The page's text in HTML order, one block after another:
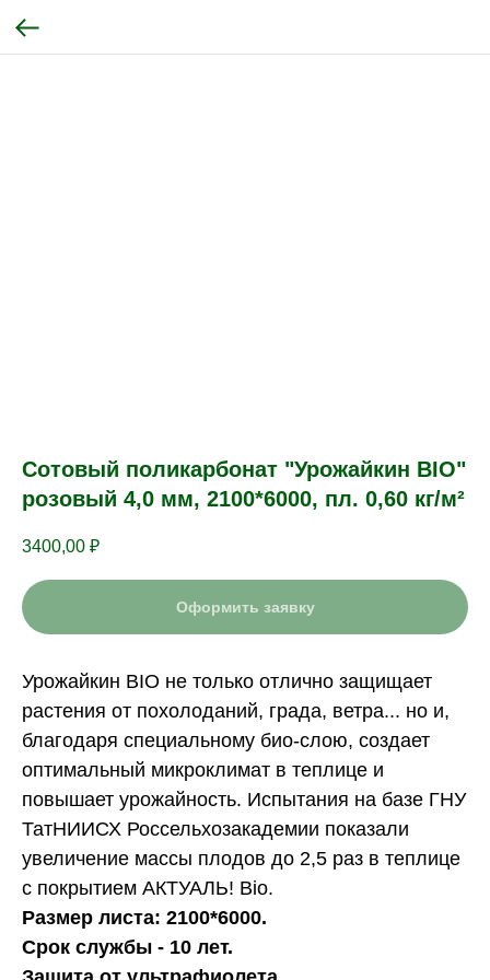
Сотовый поликарбонат "Урожайкин BIO"
розовый 4,0 мм, 2100*6000, пл. 0,60 кг/м²
3400,00 ₽
Оформить заявку
Урожайкин BIO не только отлично защищает
растения от похолоданий, града, ветра... но и,
благодаря специальному био-слою, создает
оптимальный микроклимат в теплице и
повышает урожайность. Испытания на базе ГНУ
ТатНИИСХ Россельхозакадемии показали
увеличение массы плодов до 2,5 раз в теплице
с покрытием АКТУАЛЬ! Bio.
Размер листа: 2100*6000.
Срок службы - 10 лет.